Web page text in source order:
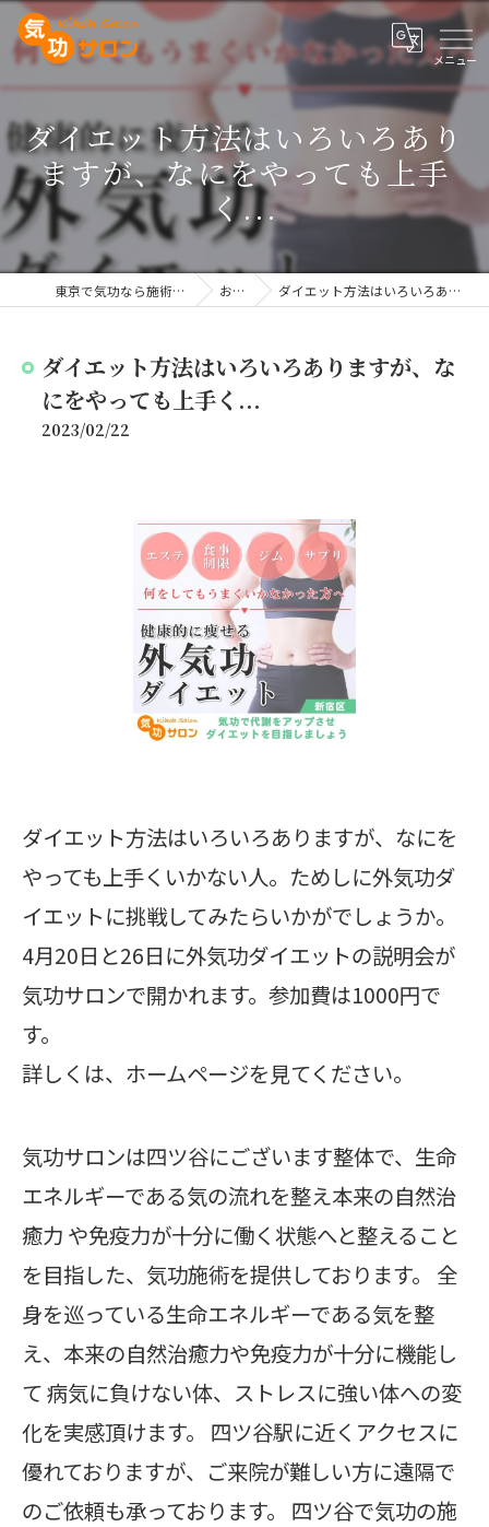
ダイエット方法はいろいろあり
ますが、なにをやっても上手
く...
東京で気功なら施術や講座を行う気功サロン お知らせ ダイエット方法はいろいろありますが、なにをやっても上手く...
ダイエット方法はいろいろありますが、な
にをやっても上手く...
2023/02/22
ダイエット方法はいろいろありますが、なにを
やっても上手くいかない人。ためしに外気功ダ
イエットに挑戦してみたらいかがでしょうか。
4月20日と26日に外気功ダイエットの説明会が
気功サロンで開かれます。参加費は1000円で
す。
詳しくは、ホームページを見てください。
気功サロンは四ツ谷にございます整体で、生命
エネルギーである気の流れを整え本来の自然治
癒力 や免疫力が十分に働く状態へと整えること
を目指した、気功施術を提供しております。 全
身を巡っている生命エネルギーである気を整
え、本来の自然治癒力や免疫力が十分に機能し
て 病気に負けない体、ストレスに強い体への変
化を実感頂けます。 四ツ谷駅に近くアクセスに
優れておりますが、ご来院が難しい方に遠隔で
のご依頼も承っております。 四ツ谷で気功の施